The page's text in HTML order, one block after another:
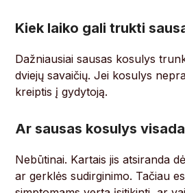
Kiek laiko gali trukti
Dažniausiai sausas kosulys
dviejų savaičių. Jei kosulys
kreiptis į gydytoją.
Ar sausas kosulys
Nebūtinai. Kartais jis atsiranda
ar gerklės sudirginimo. Tačiau